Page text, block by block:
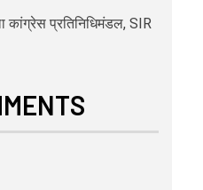
कांग्रेस प्रतिनिधिमंडल, SIR